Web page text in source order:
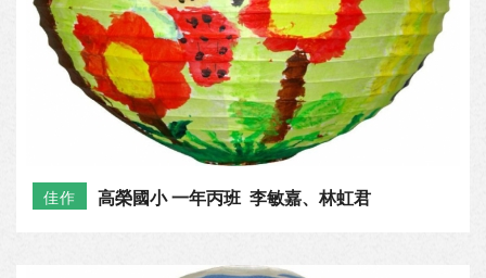
佳作 高榮國小 一年丙班 李敏嘉、林虹君